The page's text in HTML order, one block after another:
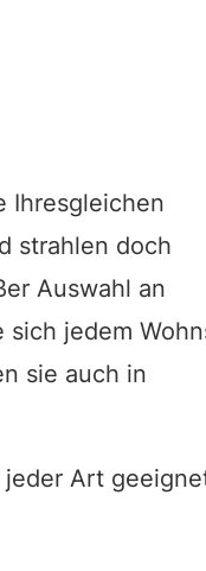
Ihresgleichen
strahlen doch
Auswahl an
sich jedem
sie auch in
Art